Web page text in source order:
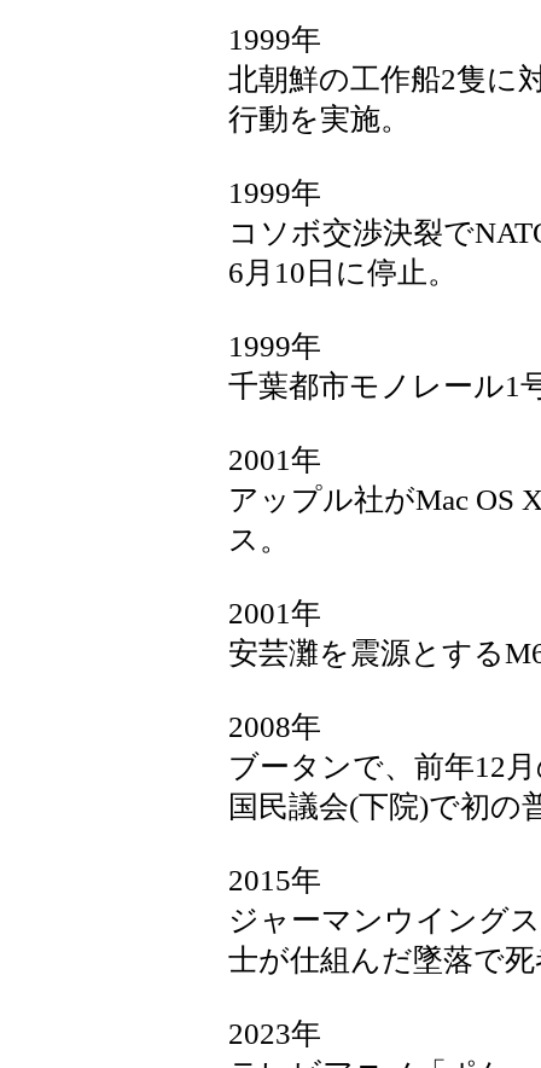
1999年
北朝鮮の工作船2隻に
行動を実施。
1999年
コソボ交渉決裂で
6月10日に停止。
1999年
千葉都市モノレール1
2001年
アップル社がMac OS
ス。
2001年
安芸灘を震源とする
2008年
ブータンで、前年12
国民議会(下院)で初の
2015年
ジャーマンウイング
士が仕組んだ墜落で死
2023年